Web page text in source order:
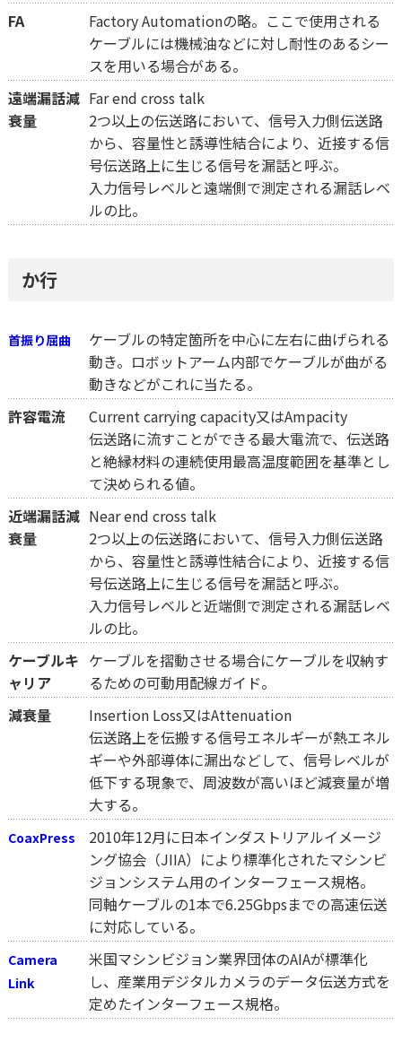
FA
Factory Automationの略。ここで使用される
ケーブルには機械油などに対し耐性のあるシー
スを用いる場合がある。
遠端漏話減
衰量
Far end cross talk
2つ以上の伝送路において、信号入力側伝送路
から、容量性と誘導性結合により、近接する信
号伝送路上に生じる信号を漏話と呼ぶ。
入力信号レベルと遠端側で測定される漏話レベ
ルの比。
か行
首振り屈曲
ケーブルの特定箇所を中心に左右に曲げられる
動き。ロボットアーム内部でケーブルが曲がる
動きなどがこれに当たる。
許容電流
Current carrying capacity又はAmpacity
伝送路に流すことができる最大電流で、伝送路
と絶縁材料の連続使用最高温度範囲を基準とし
て決められる値。
近端漏話減
衰量
Near end cross talk
2つ以上の伝送路において、信号入力側伝送路
から、容量性と誘導性結合により、近接する信
号伝送路上に生じる信号を漏話と呼ぶ。
入力信号レベルと近端側で測定される漏話レベ
ルの比。
ケーブルキ
ャリア
ケーブルを摺動させる場合にケーブルを収納す
るための可動用配線ガイド。
減衰量
Insertion Loss又はAttenuation
伝送路上を伝搬する信号エネルギーが熱エネル
ギーや外部導体に漏出などして、信号レベルが
低下する現象で、周波数が高いほど減衰量が増
大する。
CoaxPress
2010年12月に日本インダストリアルイメージ
ング協会（JIIA）により標準化されたマシンビ
ジョンシステム用のインターフェース規格。
同軸ケーブルの1本で6.25Gbpsまでの高速伝送
に対応している。
Camera
Link
米国マシンビジョン業界団体のAIAが標準化
し、産業用デジタルカメラのデータ伝送方式を
定めたインターフェース規格。